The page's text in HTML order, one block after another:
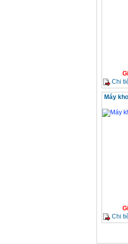
Chi
Máy
Chi